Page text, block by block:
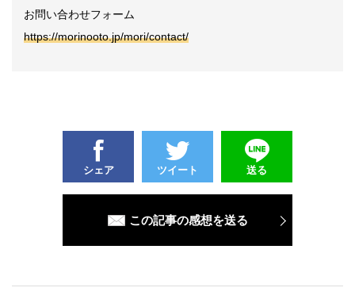
お問い合わせフォーム
https://morinooto.jp/mori/contact/
シェア ツイート 送る
この記事の感想を送る